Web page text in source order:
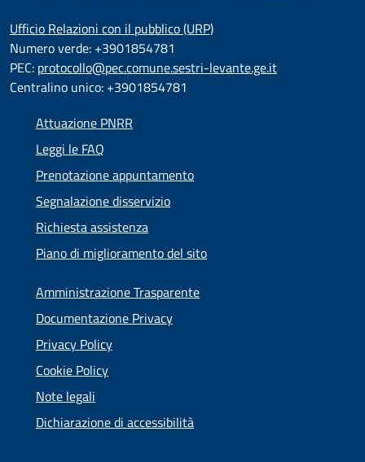
Ufficio Relazioni con il pubblico (URP)
Numero verde: +3901854781
PEC: protocollo@pec.comune.sestri-levante.ge.it
Centralino unico: +3901854781
Attuazione PNRR
Leggi le FAQ
Prenotazione appuntamento
Segnalazione disservizio
Richiesta assistenza
Piano di miglioramento del sito
Amministrazione Trasparente
Documentazione Privacy
Privacy Policy
Cookie Policy
Note legali
Dichiarazione di accessibilità